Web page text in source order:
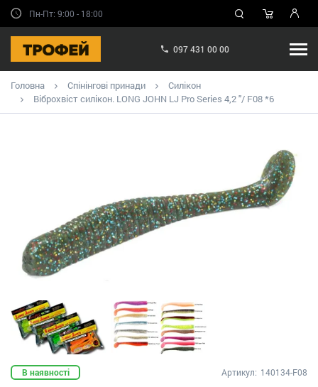
Пн-Пт: 9:00 - 18:00
097 431 00 00
Головна Спінінгові принади
Силікон
Віброхвіст силікон. LONG JOHN LJ Pro Series 4,2 "/ F08 *6
В наявності Артикул: 140134-F08